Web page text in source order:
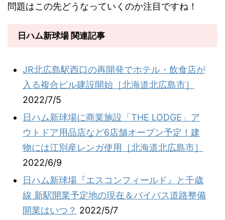
問題はこの先どうなっていくのか注目ですね！
日ハム新球場 関連記事
JR北広島駅西口の再開発でホテル・飲食店が
入る複合ビル建設開始［北海道北広島市］
2022/7/5
日ハム新球場に商業施設「THE LODGE」ア
ウトドア用品店など6店舗オープン予定！建
物には江別産レンガ使用［北海道北広島市］
2022/6/9
日ハム新球場『エスコンフィールド』と千歳
線 新駅開業予定地の現在＆バイパス道路整備
開業はいつ？ 2022/5/7